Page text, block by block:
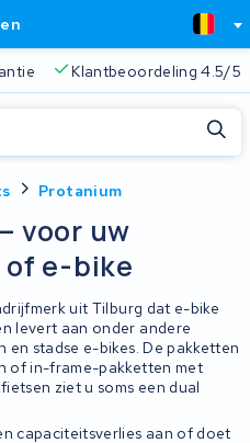
Klantbeoordeling 4.5/5
Protanium
voor uw
e-bike
uit Tilburg dat e-bike
levert aan onder andere
stadse e-bikes. De pakketten
of in-frame-pakketten met
ziet u soms een dual
capaciteitsverlies aan of doet
is leeg.
passende oplossing
Sluiten
om te zoeken